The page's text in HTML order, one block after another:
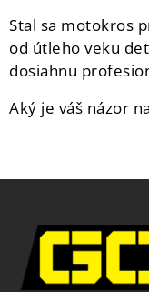
Stal sa motokros
od útleho veku
dosiahnu
Aký je váš názor